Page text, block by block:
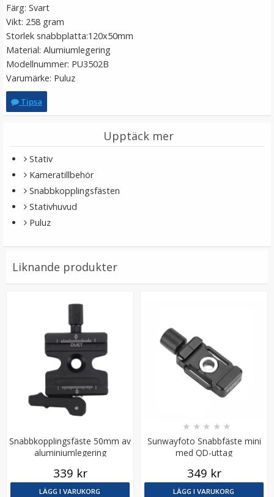
JJC Adapter 1/4-tum hane till 1/4-tum hane
★★★★★
LÄGG I VARUKORG
JJC motljusskydd för Canon EF 70-300mm f/4-5.6 IS II
USM ersätter ET-74B
★
LÄGG I VARUKORG
Färg: Svart
Vikt: 258 gram
Storlek snabbplatta:120x50mm
Material: Alumiumlegering
Modellnummer: PU3502B
Varumärke: Puluz
Tipsa
Upptäck mer
Stativ
Kameratillbehör
Snabbkopplingsfästen
Stativhuvud
Puluz
Liknande produkter
Snabbkopplingsfäste 50mm av
aluminiumlegering
339 kr
LÄGG I VARUKORG
Sunwayfoto Snabbfäste mini
med QD-uttag
★ ★ ★ ★ ★
349 kr
LÄGG I VARUKORG